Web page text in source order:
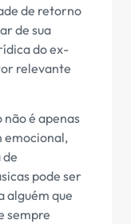
de retorno
de sua
do ex-
relevante
é apenas
emocional,
de
pode ser
alguém que
sempre